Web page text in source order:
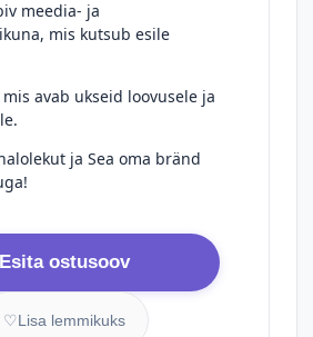
meedia- ja
mis kutsub esile
avab ukseid loovusele ja
ja Sea oma bränd
Esita ostusoov
♡Lisa lemmikuks